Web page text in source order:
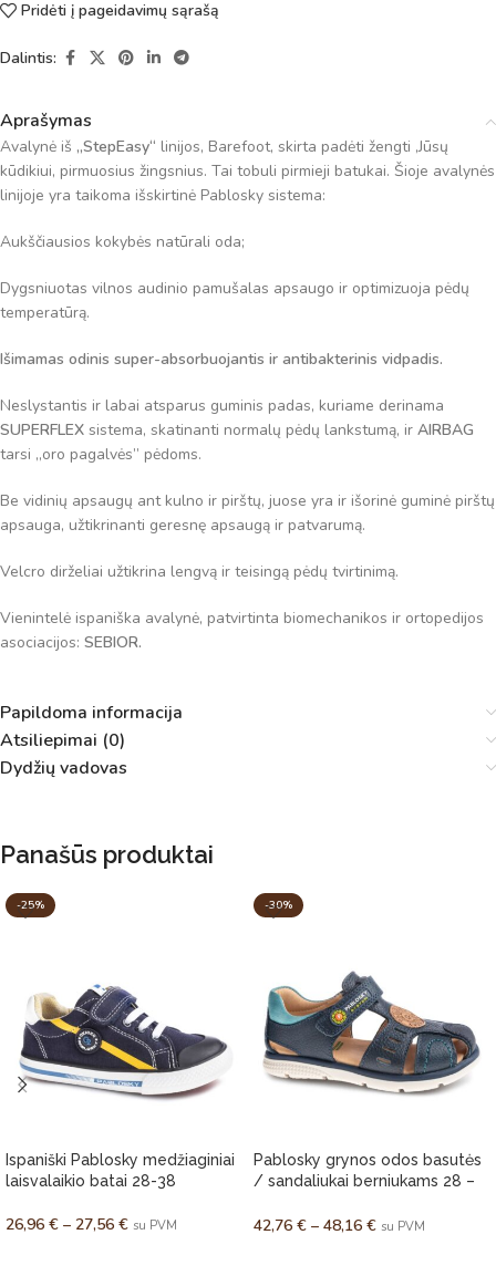
Pridėti į pageidavimų sąrašą
Dalintis:
Aprašymas
Avalynė iš „StepEasy“ linijos, Barefoot, skirta padėti žengti ,Jūsų
kūdikiui, pirmuosius žingsnius. Tai tobuli pirmieji batukai. Šioje avalynės
linijoje yra taikoma išskirtinė Pablosky sistema:
Aukščiausios kokybės natūrali oda;
Dygsniuotas vilnos audinio pamušalas apsaugo ir optimizuoja pėdų
temperatūrą.
Išimamas odinis super-absorbuojantis ir antibakterinis vidpadis.
Neslystantis ir labai atsparus guminis padas, kuriame derinama
SUPERFLEX sistema, skatinanti normalų pėdų lankstumą, ir AIRBAG
tarsi „oro pagalvės” pėdoms.
Be vidinių apsaugų ant kulno ir pirštų, juose yra ir išorinė guminė pirštų
apsauga, užtikrinanti geresnę apsaugą ir patvarumą.
Velcro dirželiai užtikrina lengvą ir teisingą pėdų tvirtinimą.
Vienintelė ispaniška avalynė, patvirtinta biomechanikos ir ortopedijos
asociacijos: SEBIOR.
Papildoma informacija
Atsiliepimai (0)
Dydžių vadovas
Panašūs produktai
-25%
Ispaniški Pablosky medžiaginiai
laisvalaikio batai 28-38
26,96 € – 27,56 € su PVM
-30%
Pablosky grynos odos basutės
/ sandaliukai berniukams 28 –
42,76 € – 48,16 € su PVM